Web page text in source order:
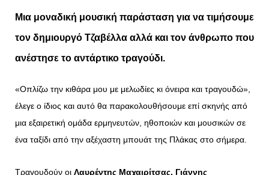
Μια μοναδική μουσική παράσταση για να τιμήσουμε
τον δημιουργό Τζαβέλλα αλλά και τον άνθρωπο που
ανέστησε το αντάρτικο τραγούδι.
«Οπλίζω την κιθάρα μου με μελωδίες κι όνειρα και τραγουδώ»,
έλεγε ο ίδιος και αυτό θα παρακολουθήσουμε επί σκηνής από
μια εξαιρετική ομάδα ερμηνευτών, ηθοποιών και μουσικών σε
ένα ταξίδι από την αξέχαστη μπουάτ της Πλάκας στο σήμερα.
Τραγουδούν οι Λαυρέντης Μαχαιρίτσας, Γιάννης